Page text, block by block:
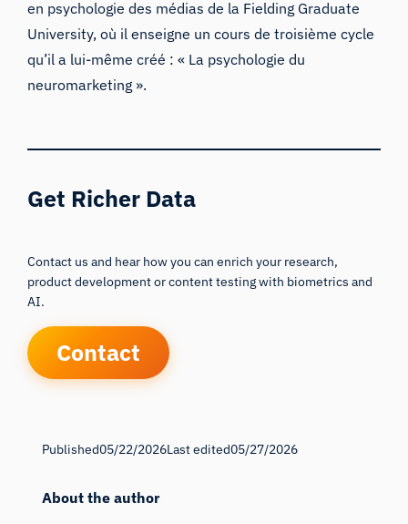
en psychologie des médias de la Fielding Graduate
University, où il enseigne un cours de troisième cycle
qu’il a lui-même créé : « La psychologie du
neuromarketing ».
Get Richer Data
Contact us and hear how you can enrich your research,
product development or content testing with biometrics and
AI.
Contact
Published05/22/2026Last edited05/27/2026
About the author